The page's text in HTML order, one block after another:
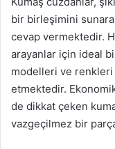
bir birleşimini
cevap vermektedir.
arayanlar için ideal
modelleri ve
etmektedir.
de dikkat çeken
vazgeçilmez bir